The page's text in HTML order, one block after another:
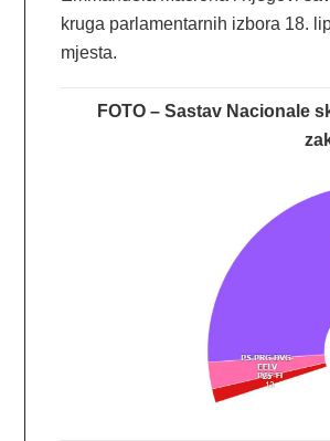
kruga parlamentarnih izbora 18.
mjesta.
FOTO – Sastav Nacionale